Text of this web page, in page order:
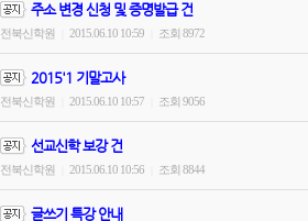
주소 변경 신청 및 증명발급 건
전북신학원 2015.06.10 10:59 조회 8972
2015'1 기말고사
전북신학원 2015.06.10 10:57 조회 9056
선교신학 보강 건
전북신학원 2015.06.10 10:56 조회 8844
글쓰기 특강 안내